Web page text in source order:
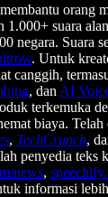
orang
1.000+ suara
negara. Suara
. Untuk
canggih,
, dan AI
terkemuka
biaya.
, TechCrunch,
penyedia teks
news,
informasi